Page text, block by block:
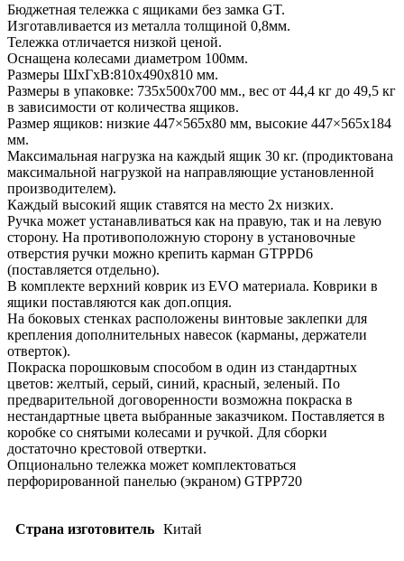
Бюджетная тележка с ящиками без замка GT.
Изготавливается из металла толщиной 0,8мм.
Тележка отличается низкой ценой.
Оснащена колесами диаметром 100мм.
Размеры ШхГхВ:810х490х810 мм.
Размеры в упаковке: 735х500х700 мм., вес от 44,4 кг до 49,5 кг
в зависимости от количества ящиков.
Размер ящиков: низкие 447×565х80 мм, высокие 447×565х184
мм.
Максимальная нагрузка на каждый ящик 30 кг. (продиктована
максимальной нагрузкой на направляющие установленной
производителем).
Каждый высокий ящик ставятся на место 2х низких.
Ручка может устанавливаться как на правую, так и на левую
сторону. На противоположную сторону в установочные
отверстия ручки можно крепить карман GTPPD6
(поставляется отдельно).
В комплекте верхний коврик из EVO материала. Коврики в
ящики поставляются как доп.опция.
На боковых стенках расположены винтовые заклепки для
крепления дополнительных навесок (карманы, держатели
отверток).
Покраска порошковым способом в один из стандартных
цветов: желтый, серый, синий, красный, зеленый. По
предварительной договоренности возможна покраска в
нестандартные цвета выбранные заказчиком. Поставляется в
коробке со снятыми колесами и ручкой. Для сборки
достаточно крестовой отвертки.
Опционально тележка может комплектоваться
перфорированной панелью (экраном) GTPP720
Страна изготовитель Китай